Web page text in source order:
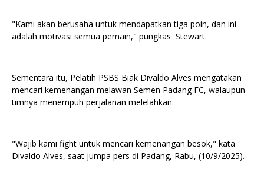
"Kami akan berusaha untuk mendapatkan tiga poin, dan ini
adalah motivasi semua pemain," pungkas Stewart.
Sementara itu, Pelatih PSBS Biak Divaldo Alves mengatakan
mencari kemenangan melawan Semen Padang FC, walaupun
timnya menempuh perjalanan melelahkan.
"Wajib kami fight untuk mencari kemenangan besok," kata
Divaldo Alves, saat jumpa pers di Padang, Rabu, (10/9/2025).